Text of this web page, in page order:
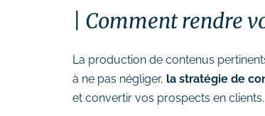
Comment rendre
La production de contenus
à ne pas négliger, la stratégie de
et convertir vos prospects en clients.